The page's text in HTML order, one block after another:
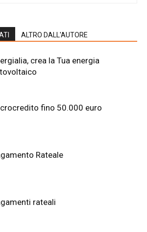
ALTRO DALL'AUTORE
crea la Tua energia
fino 50.000 euro
Rateale
rateali